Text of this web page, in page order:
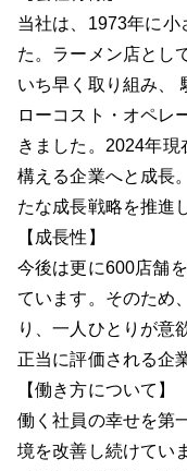
当社は、1973年に小
た。ラーメン店とし
いち早く取り組み、
ローコスト・オペレ
きました。2024年
構える企業へと成長
たな成長戦略を推進
【成長性】
今後は更に600店舗
ています。そのため
り、一人ひとりが意
正当に評価される企
【働き方について】
働く社員の幸せを第
境を改善し続けてい